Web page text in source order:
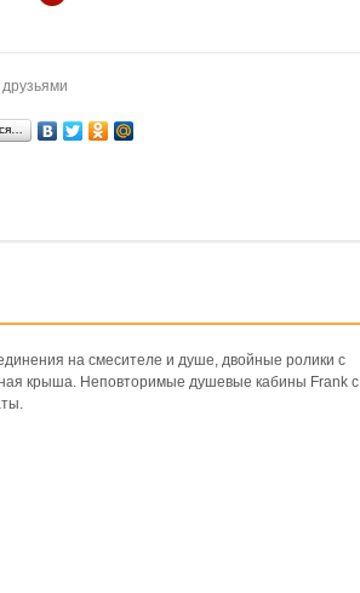
на смесителе и душе, двойные ролики с
крыша. Неповторимые душевые кабины Frank с